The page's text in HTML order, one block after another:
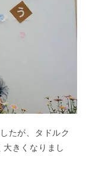
たが、タドルク
きくなりまし